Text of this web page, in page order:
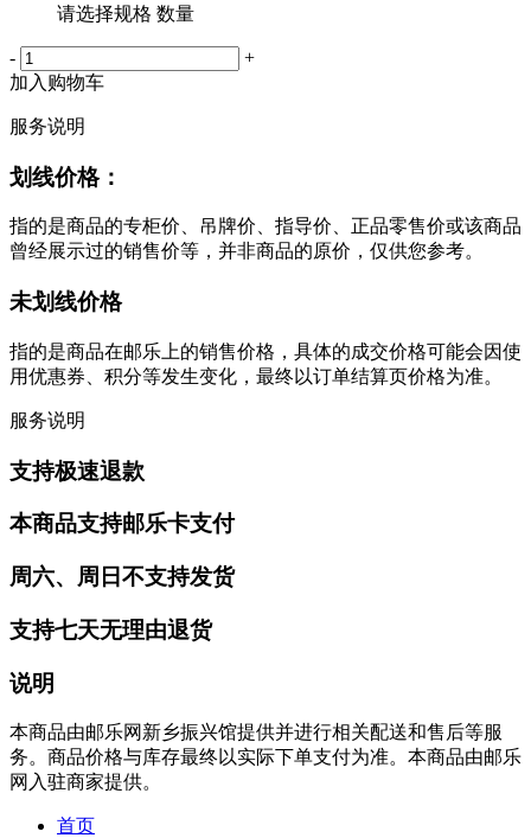
请选择规格 数量
-
+
加入购物车
服务说明
划线价格：
指的是商品的专柜价、吊牌价、指导价、正品零售价或该商品
曾经展示过的销售价等，并非商品的原价，仅供您参考。
未划线价格
指的是商品在邮乐上的销售价格，具体的成交价格可能会因使
用优惠券、积分等发生变化，最终以订单结算页价格为准。
服务说明
支持极速退款
本商品支持邮乐卡支付
周六、周日不支持发货
支持七天无理由退货
说明
本商品由邮乐网新乡振兴馆提供并进行相关配送和售后等服
务。商品价格与库存最终以实际下单支付为准。本商品由邮乐
网入驻商家提供。
首页